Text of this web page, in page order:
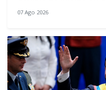
07 Ago 2026